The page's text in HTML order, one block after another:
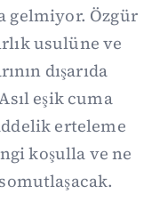
gelmiyor. Özgür
usulüne ve
dışarıda
eşik cuma
erteleme
koşulla ve ne